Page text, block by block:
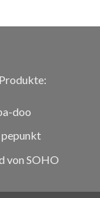
doo
pepunkt
von SOHO